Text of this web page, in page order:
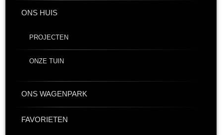
ONS HUIS
PROJECTEN
ONZE TUIN
ONS WAGENPARK
FAVORIETEN